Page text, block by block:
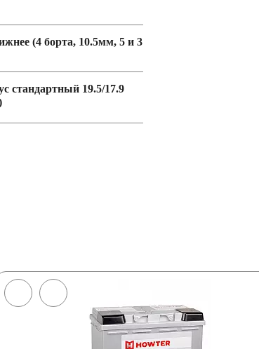
(4 борта, 10.5мм, 5 и 3
стандартный 19.5/17.9